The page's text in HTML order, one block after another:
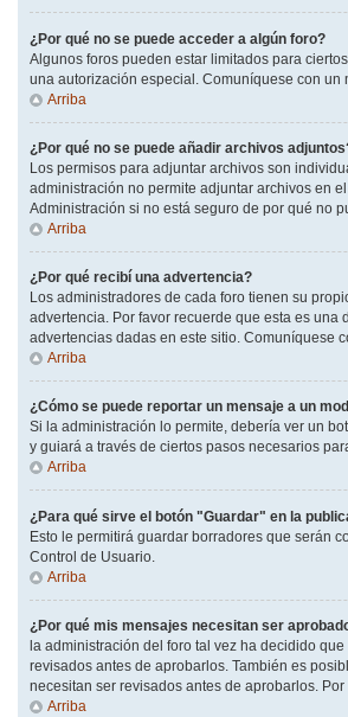
¿Por qué no se puede acceder a algún foro?
Algunos foros pueden estar limitados para
una autorización especial. Comuníquese con
Arriba
¿Por qué no se puede añadir archivos
Los permisos para adjuntar archivos son
administración no permite adjuntar archivos en
Administración si no está seguro de por qué no
Arriba
¿Por qué recibí una advertencia?
Los administradores de cada foro tienen su
advertencia. Por favor recuerde que esta es
advertencias dadas en este sitio. Comuníquese
Arriba
¿Cómo se puede reportar un mensaje a un
Si la administración lo permite, debería ver un
y guiará a través de ciertos pasos necesarios
Arriba
¿Para qué sirve el botón "Guardar" en la
Esto le permitirá guardar borradores que serán
Control de Usuario.
Arriba
¿Por qué mis mensajes necesitan ser
la administración del foro tal vez ha decidido
revisados antes de aprobarlos. También es
necesitan ser revisados antes de aprobarlos.
Arriba